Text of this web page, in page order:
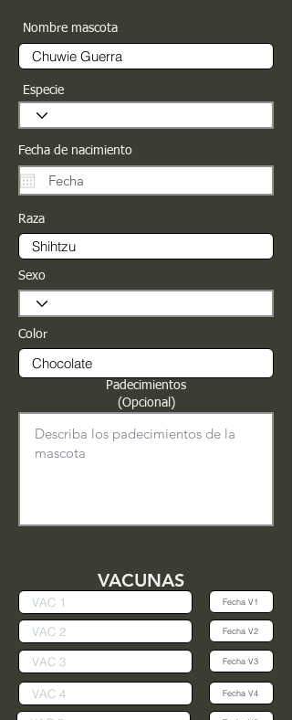
Nombre mascota
Especie
Fecha de nacimiento
Raza
Sexo
Color
Padecimientos
(Opcional)
VACUNAS